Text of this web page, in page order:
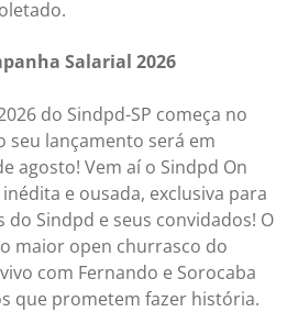
Salarial 2026
do Sindpd-SP começa no
seu lançamento será em
agosto! Vem aí o Sindpd On
e ousada, exclusiva para
Sindpd e seus convidados! O
maior open churrasco do
com Fernando e Sorocaba
que prometem fazer história.